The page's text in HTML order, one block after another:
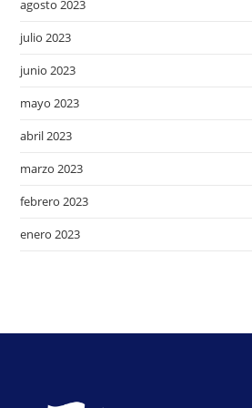
agosto 2023
julio 2023
junio 2023
mayo 2023
abril 2023
marzo 2023
febrero 2023
enero 2023